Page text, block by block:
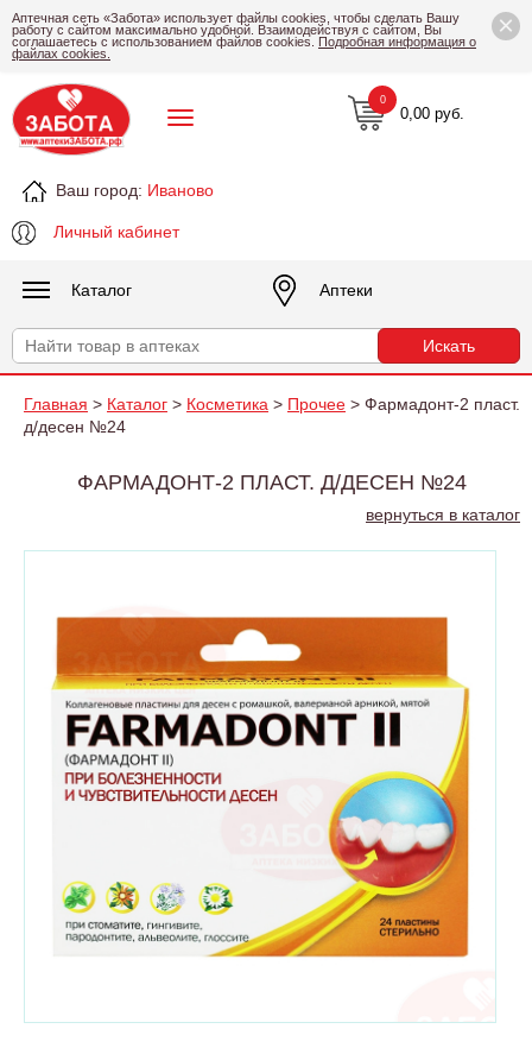
×
Аптечная сеть «Забота» использует файлы cookies, чтобы сделать Вашу
работу с сайтом максимально удобной. Взаимодействуя с сайтом, Вы
соглашаетесь с использованием файлов cookies. Подробная информация о
файлах cookies.
Ваш город: Иваново
Личный кабинет
0,00 руб.
0
Каталог Аптеки
Главная > Каталог > Косметика > Прочее > Фармадонт-2 пласт.
д/десен №24
ФАРМАДОНТ-2 ПЛАСТ. Д/ДЕСЕН №24
вернуться в каталог